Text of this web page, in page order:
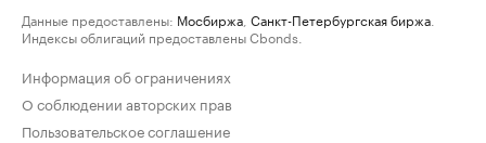
Данные предоставлены: Мосбиржа Санкт-Петербургская биржа
Индексы облигаций предоставлены Cbonds.
Информация об ограничениях
О соблюдении авторских прав
Пользовательское соглашение